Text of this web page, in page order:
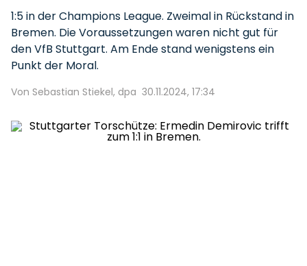
1:5 in der Champions League. Zweimal in Rückstand in
Bremen. Die Voraussetzungen waren nicht gut für
den VfB Stuttgart. Am Ende stand wenigstens ein
Punkt der Moral.
Von Sebastian Stiekel, dpa 30.11.2024, 17:34